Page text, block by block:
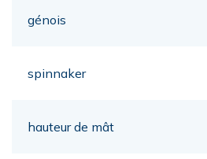
génois
spinnaker
hauteur de mât